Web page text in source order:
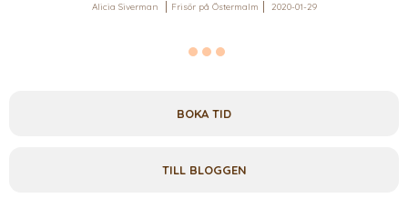
Alicia Siverman Frisör på Östermalm 2020-01-29
BOKA TID
TILL BLOGGEN